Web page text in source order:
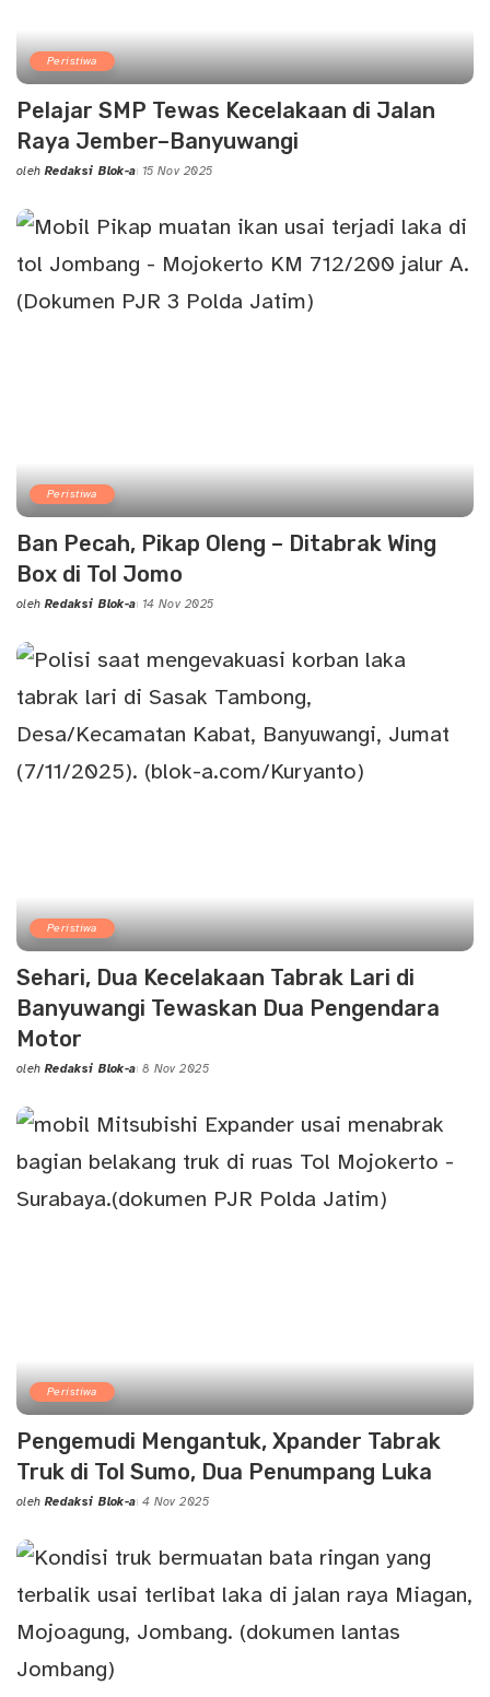
Peristiwa
Pelajar SMP Tewas Kecelakaan di Jalan
Raya Jember–Banyuwangi
Posted
oleh Redaksi Blok-a 15 Nov 2025
Peristiwa
Ban Pecah, Pikap Oleng – Ditabrak Wing
Box di Tol Jomo
Posted
oleh Redaksi Blok-a 14 Nov 2025
Peristiwa
Sehari, Dua Kecelakaan Tabrak Lari di
Banyuwangi Tewaskan Dua Pengendara
Motor
Posted
oleh Redaksi Blok-a 8 Nov 2025
Peristiwa
Pengemudi Mengantuk, Xpander Tabrak
Truk di Tol Sumo, Dua Penumpang Luka
Posted
oleh Redaksi Blok-a 4 Nov 2025